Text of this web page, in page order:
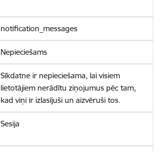
notification_messages
Nepieciešams
Sīkdatne ir nepieciešama, lai visiem
lietotājiem nerādītu ziņojumus pēc tam,
kad viņi ir izlasījuši un aizvēruši tos.
Sesija